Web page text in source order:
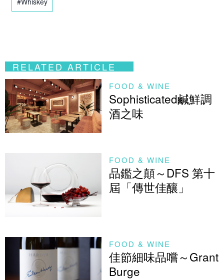
RELATED ARTICLE
FOOD & WINE
Sophisticated鹹鮮調
酒之味
FOOD & WINE
品鑑之顛～DFS 第十
屆「傳世佳釀」
FOOD & WINE
佳節細味品嚐～Grant
Burge